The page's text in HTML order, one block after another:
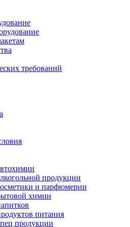
требований
продукции
и парфюмерии
химии
питания
продукции